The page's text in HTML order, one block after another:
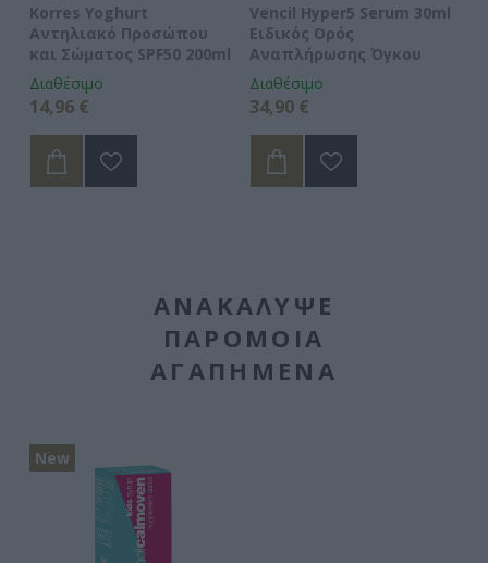
Korres Yoghurt
Αντηλιακό Προσώπου
και Σώματος SPF50 200ml
Διαθέσιμο
14,96 €
Vencil Hyper5 Serum 30ml
Ειδικός Ορός
Αναπλήρωσης Όγκου
Διαθέσιμο
34,90 €
ΑΝΑΚΆΛΥΨΕ
ΠΑΡΌΜΟΙΑ
ΑΓΑΠΗΜΈΝΑ
New